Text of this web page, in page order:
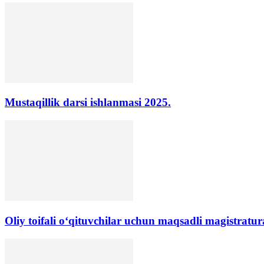
Mustaqillik darsi ishlanmasi 2025.
Oliy toifali o‘qituvchilar uchun maqsadli